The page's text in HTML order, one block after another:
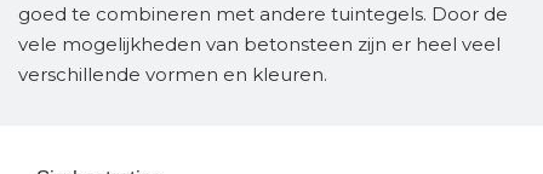
goed te combineren met andere tuintegels. Door de
vele mogelijkheden van betonsteen zijn er heel veel
verschillende vormen en kleuren.